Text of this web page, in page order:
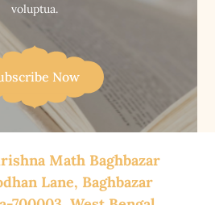
voluptua.
Now
Math Baghbazar
Lane, Baghbazar